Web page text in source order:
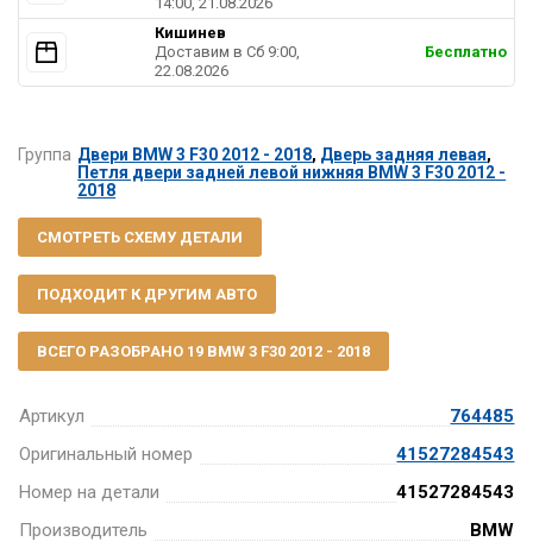
Артикул
764485
Оригинальный номер
41527284543
Номер на детали
41527284543
Производитель
BMW
Кишинев
Доставим в Cб 9:00,
22.08.2026
Бесплатно
Группа Двери BMW 3 F30 2012 - 2018, Дверь задняя левая,
Петля двери задней левой нижняя BMW 3 F30 2012 -
2018
СМОТРЕТЬ СХЕМУ ДЕТАЛИ
ПОДХОДИТ К ДРУГИМ АВТО
ВСЕГО РАЗОБРАНО 19 BMW 3 F30 2012 - 2018